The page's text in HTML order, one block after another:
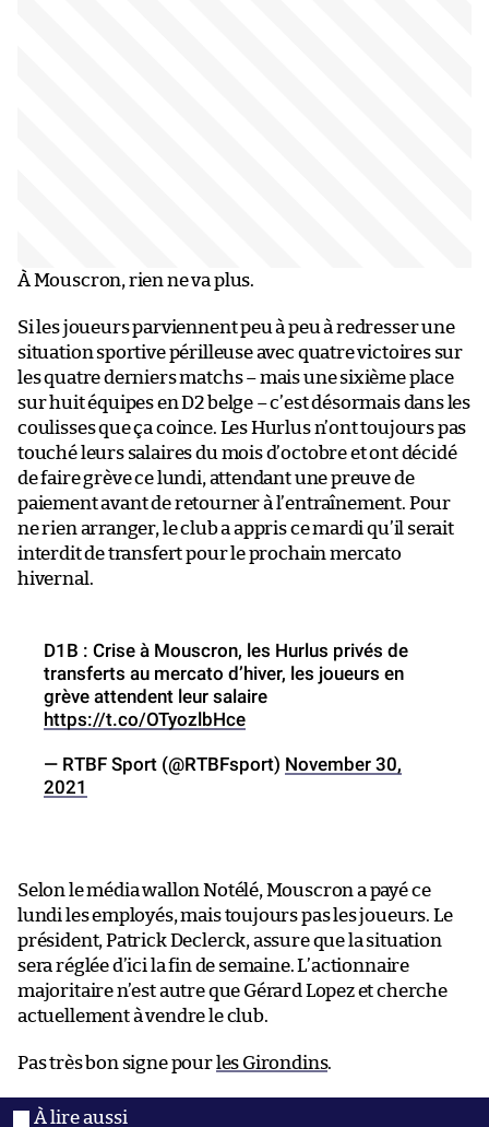
À Mouscron, rien ne va plus.
Si les joueurs parviennent peu à peu à redresser une
situation sportive périlleuse avec quatre victoires sur
les quatre derniers matchs – mais une sixième place
sur huit équipes en D2 belge – c’est désormais dans les
coulisses que ça coince. Les Hurlus n’ont toujours pas
touché leurs salaires du mois d’octobre et ont décidé
de faire grève ce lundi, attendant une preuve de
paiement avant de retourner à l’entraînement. Pour
ne rien arranger, le club a appris ce mardi qu’il serait
interdit de transfert pour le prochain mercato
hivernal.
D1B : Crise à Mouscron, les Hurlus privés de
transferts au mercato d’hiver, les joueurs en
grève attendent leur salaire
https://t.co/OTyozlbHce
— RTBF Sport (@RTBFsport) November 30,
2021
Selon le média wallon Notélé, Mouscron a payé ce
lundi les employés, mais toujours pas les joueurs. Le
président, Patrick Declerck, assure que la situation
sera réglée d’ici la fin de semaine. L’actionnaire
majoritaire n’est autre que Gérard Lopez et cherche
actuellement à vendre le club.
Pas très bon signe pour les Girondins.